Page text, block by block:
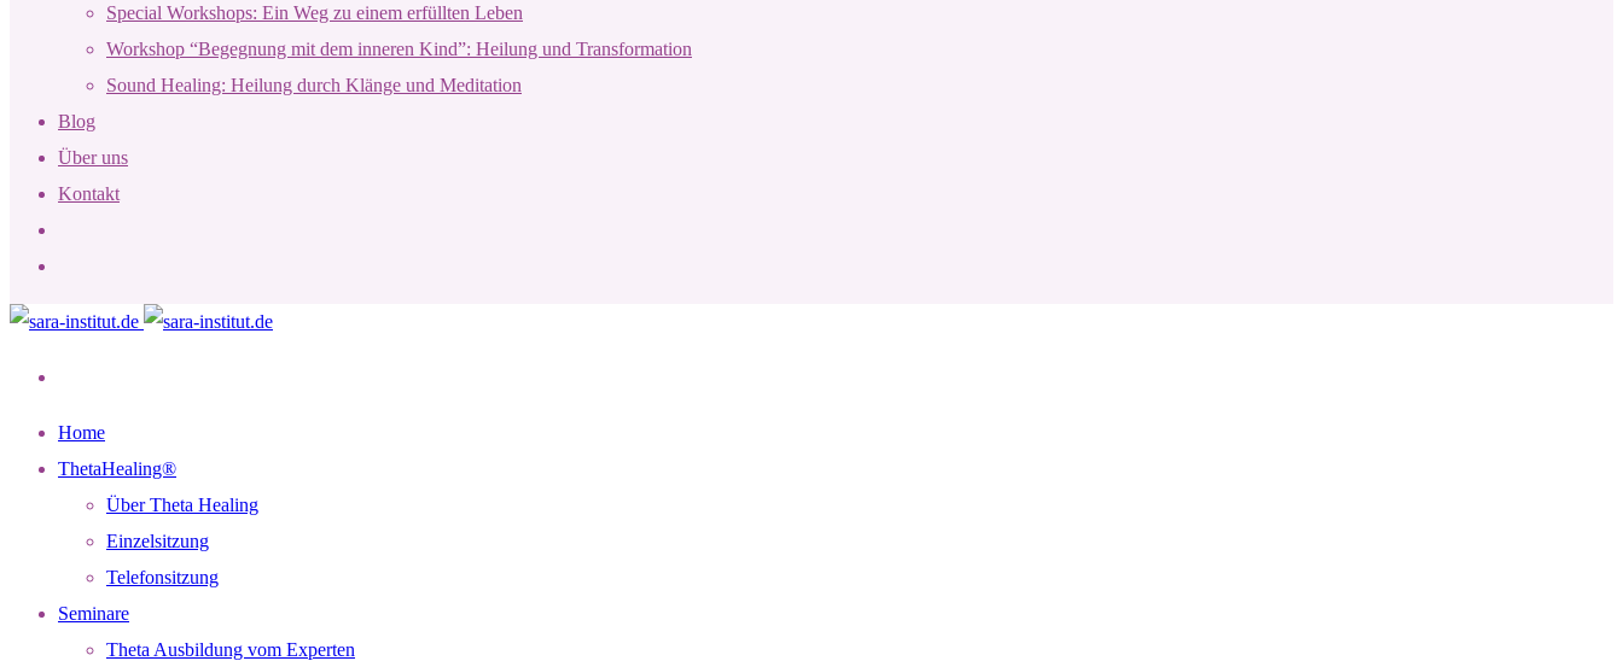
Special Workshops: Ein Weg zu einem erfüllten Leben
Workshop “Begegnung mit dem inneren Kind”: Heilung und Transformation
Sound Healing: Heilung durch Klänge und Meditation
Blog
Über uns
Kontakt
Home
ThetaHealing®
Über Theta Healing
Einzelsitzung
Telefonsitzung
Seminare
Theta Ausbildung vom Experten